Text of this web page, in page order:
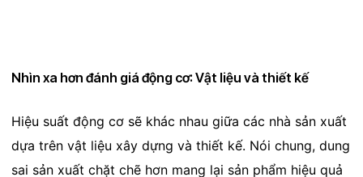
Nhìn xa hơn đánh giá động cơ: Vật liệu và thiết kế
Hiệu suất động cơ sẽ khác nhau giữa các nhà sản xuất
dựa trên vật liệu xây dựng và thiết kế. Nói chung, dung
sai sản xuất chặt chẽ hơn mang lại sản phẩm hiệu quả